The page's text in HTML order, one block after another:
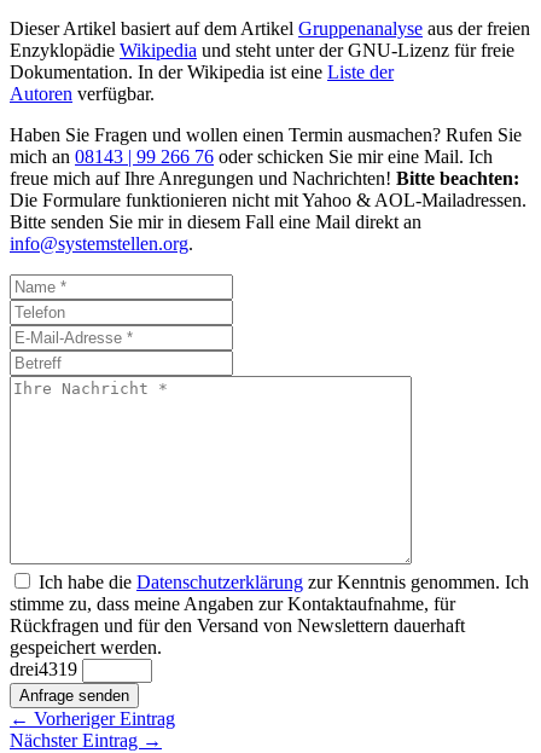
Dieser Artikel basiert auf dem Artikel Gruppenanalyse aus der freien
Enzyklopädie Wikipedia und steht unter der GNU-Lizenz für freie
Dokumentation. In der Wikipedia ist eine Liste der
Autoren verfügbar.
Haben Sie Fragen und wollen einen Termin ausmachen? Rufen Sie
mich an 08143 | 99 266 76 oder schicken Sie mir eine Mail. Ich
freue mich auf Ihre Anregungen und Nachrichten! Bitte beachten:
Die Formulare funktionieren nicht mit Yahoo & AOL-Mailadressen.
Bitte senden Sie mir in diesem Fall eine Mail direkt an
info@systemstellen.org.
Ich habe die Datenschutzerklärung zur Kenntnis genommen. Ich
stimme zu, dass meine Angaben zur Kontaktaufnahme, für
Rückfragen und für den Versand von Newslettern dauerhaft
gespeichert werden.
drei4319
Anfrage senden
← Vorheriger Eintrag
Nächster Eintrag →